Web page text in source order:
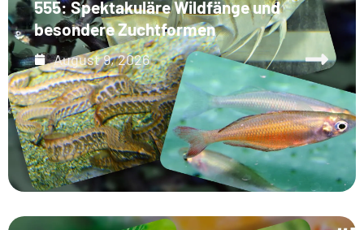
555: Spektakuläre Wildfänge und
besondere Zuchtformen
August 9, 2026